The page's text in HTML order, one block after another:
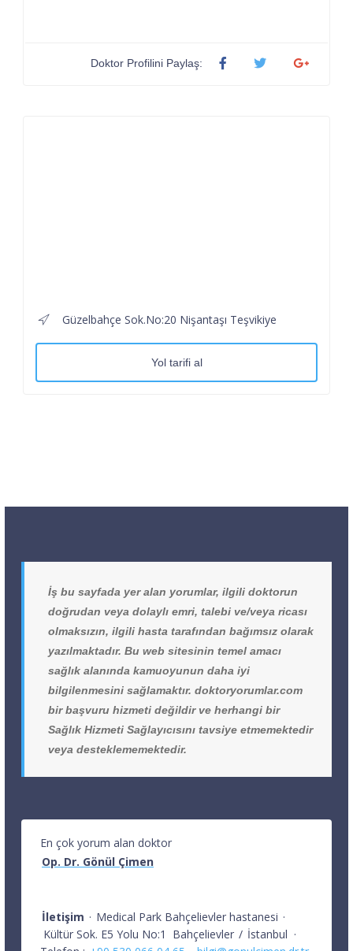
Doktor Profilini Paylaş:
Güzelbahçe Sok.No:20 Nişantaşı Teşvikiye
Yol tarifi al
İş bu sayfada yer alan yorumlar, ilgili doktorun
doğrudan veya dolaylı emri, talebi ve/veya ricası
olmaksızın, ilgili hasta tarafından bağımsız olarak
yazılmaktadır. Bu web sitesinin temel amacı
sağlık alanında kamuoyunun daha iyi
bilgilenmesini sağlamaktır. doktoryorumlar.com
bir başvuru hizmeti değildir ve herhangi bir
Sağlık Hizmeti Sağlayıcısını tavsiye etmemektedir
veya desteklememektedir.
En çok yorum alan doktor
Op. Dr. Gönül Çimen
İletişim · Medical Park Bahçelievler hastanesi ·
Kültür Sok. E5 Yolu No:1
Bahçelievler / İstanbul ·